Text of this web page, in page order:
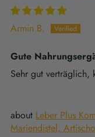
Armin B.
Gute
Sehr gut verträglich,
Leber Plus
Mariendistel,